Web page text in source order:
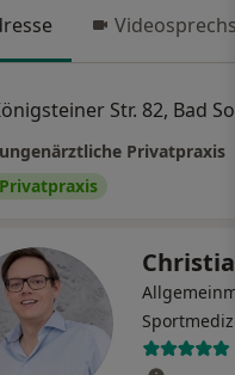
Privatpraxis
Privatpraxis